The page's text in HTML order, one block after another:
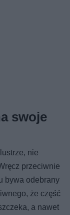
swoje
nie
przeciwnie
bywa odebrany
że część
a nawet